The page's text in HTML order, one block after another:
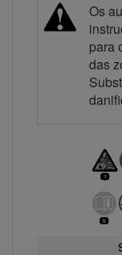
Os
para
das